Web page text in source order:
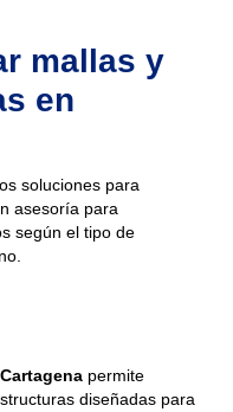
mallas y
en
soluciones para
asesoría para
según el tipo de
permite
diseñadas para